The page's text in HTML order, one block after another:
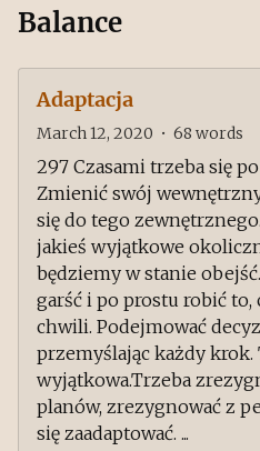
Balance
Adaptacja
March 12, 2020 • 68 words
297 Czasami trzeba się
Zmienić swój
się do tego
jakieś wyjątkowe
będziemy w stanie
garść i po prostu robić to,
chwili. Podejmować
przemyślając każdy krok.
wyjątkowa.Trzeba
planów, zrezygnować z
się zaadaptować. ...